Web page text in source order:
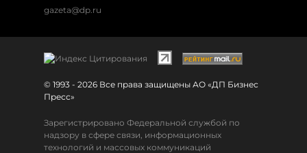
gazeta@dp.ru
© 1993 - 2026 Все права защищены АО «ДП Бизнес
Пресс»
Зарегистрировано Федеральной службой по
надзору в сфере связи, информационных
технологий и массовых коммуникаций